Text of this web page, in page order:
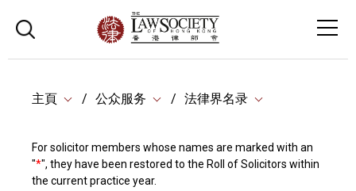
主頁 公众服务 法律界名录
For solicitor members whose names are marked with an
"*", they have been restored to the Roll of Solicitors within
the current practice year.